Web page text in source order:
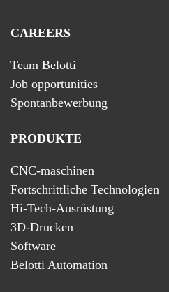
CAREERS
Team Belotti
Job opportunities
Spontanbewerbung
PRODUKTE
CNC-maschinen
Fortschrittliche Technologien
Hi-Tech-Ausrüstung
3D-Drucken
Software
Belotti Automation